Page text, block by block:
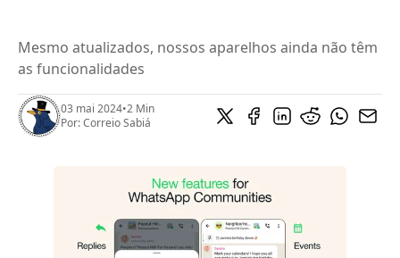
Mesmo atualizados, nossos aparelhos ainda não têm
as funcionalidades
03 mai 2024•2 Min
Por:Correio Sabiá